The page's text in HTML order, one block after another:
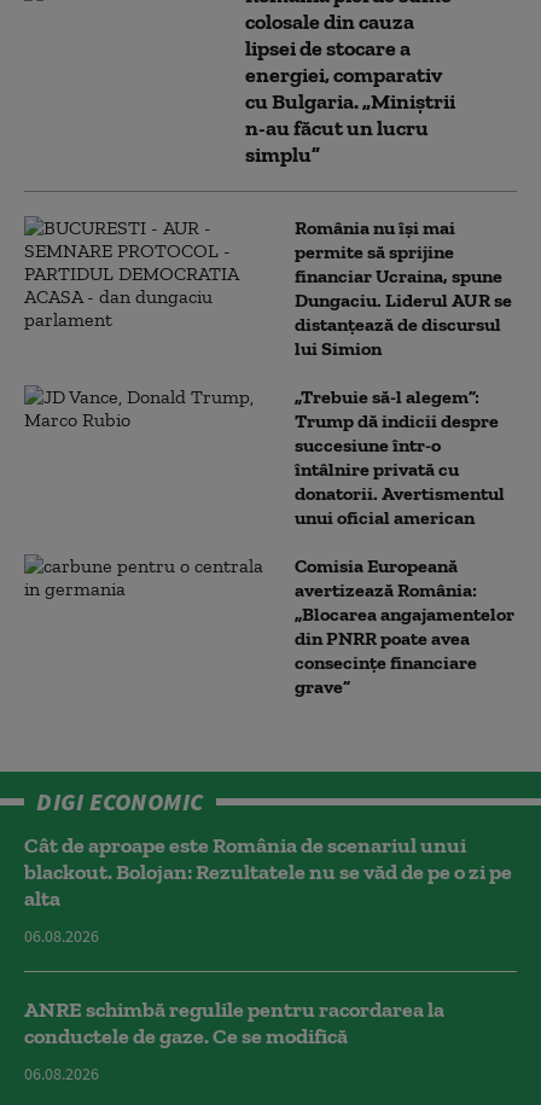
colosale din cauza
lipsei de stocare a
energiei, comparativ
cu Bulgaria. „Miniștrii
n-au făcut un lucru
simplu”
România nu își mai
permite să sprijine
financiar Ucraina, spune
Dungaciu. Liderul AUR se
distanțează de discursul
lui Simion
„Trebuie să-l alegem”:
Trump dă indicii despre
succesiune într-o
întâlnire privată cu
donatorii. Avertismentul
unui oficial american
Comisia Europeană
avertizează România:
„Blocarea angajamentelor
din PNRR poate avea
consecințe financiare
grave”
DIGI ECONOMIC
Cât de aproape este România de scenariul unui
blackout. Bolojan: Rezultatele nu se văd de pe o zi pe
alta
06.08.2026
ANRE schimbă regulile pentru racordarea la
conductele de gaze. Ce se modifică
06.08.2026